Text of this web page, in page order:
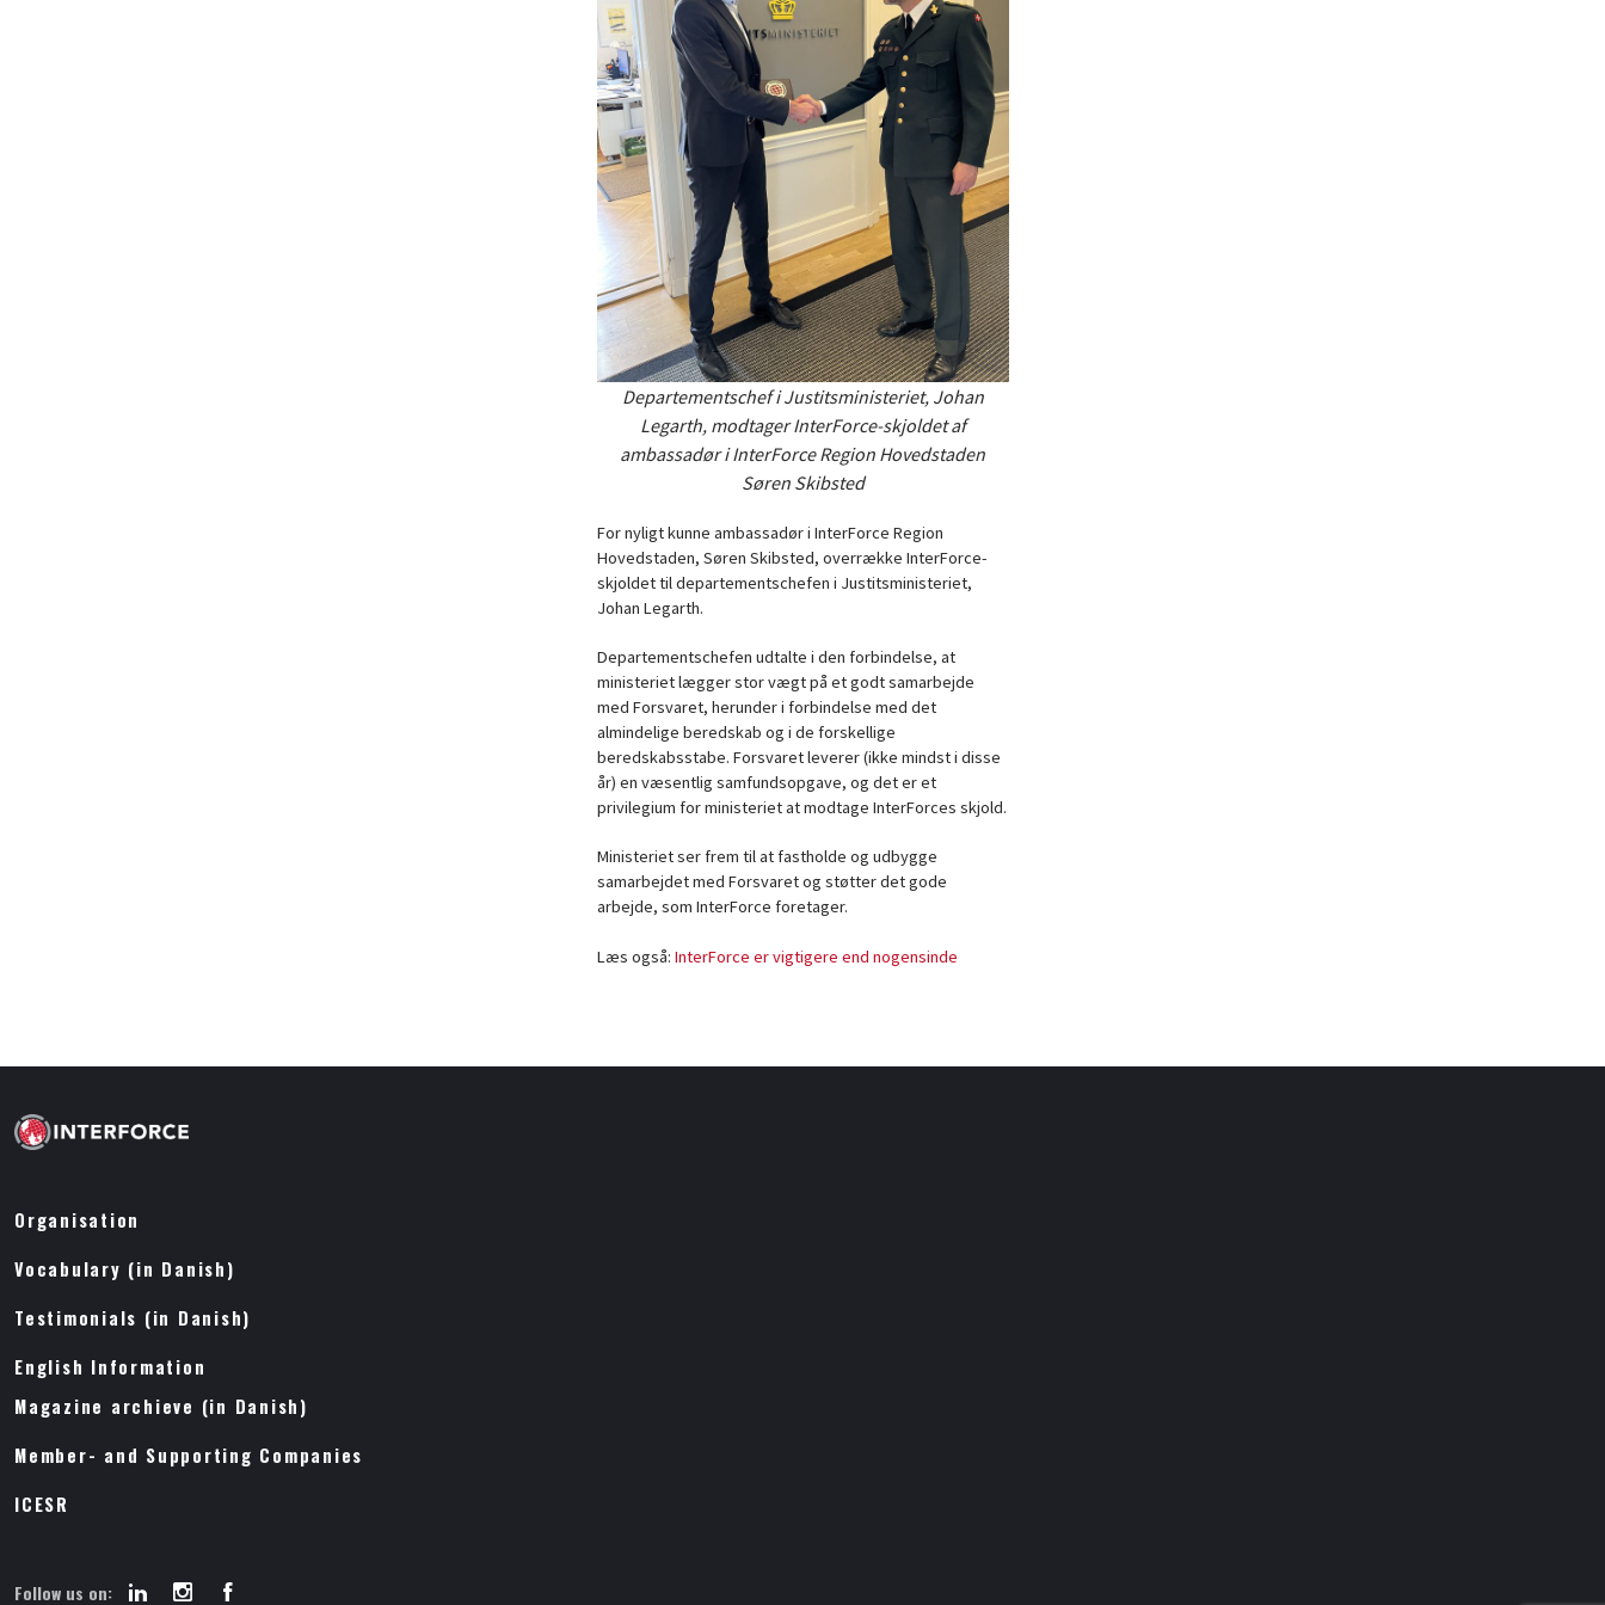
Departementschef i Justitsministeriet, Johan
Legarth, modtager InterForce-skjoldet af
ambassadør i InterForce Region Hovedstaden
Søren Skibsted
For nyligt kunne ambassadør i InterForce Region
Hovedstaden, Søren Skibsted, overrække InterForce-
skjoldet til departementschefen i Justitsministeriet,
Johan Legarth.
Departementschefen udtalte i den forbindelse, at
ministeriet lægger stor vægt på et godt samarbejde
med Forsvaret, herunder i forbindelse med det
almindelige beredskab og i de forskellige
beredskabsstabe. Forsvaret leverer (ikke mindst i disse
år) en væsentlig samfundsopgave, og det er et
privilegium for ministeriet at modtage InterForces skjold.
Ministeriet ser frem til at fastholde og udbygge
samarbejdet med Forsvaret og støtter det gode
arbejde, som InterForce foretager.
Læs også: InterForce er vigtigere end nogensinde
Organisation
Vocabulary (in Danish)
Testimonials (in Danish)
English Information
Magazine archieve (in Danish)
Member- and Supporting Companies
ICESR
Follow us on: